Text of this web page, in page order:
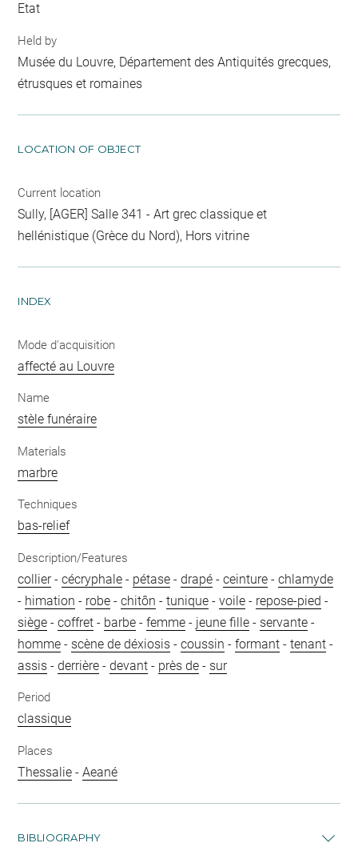
Etat
Held by
Musée du Louvre, Département des Antiquités grecques,
étrusques et romaines
LOCATION OF OBJECT
Current location
Sully, [AGER] Salle 341 - Art grec classique et
hellénistique (Grèce du Nord), Hors vitrine
INDEX
Mode d'acquisition
affecté au Louvre
Name
stèle funéraire
Materials
marbre
Techniques
bas-relief
Description/Features
collier-cécryphale - pétase -drapé -ceinture -chlamyde
- himation - robe -chitôn -tunique -voile - repose-pied -
siège -coffret - barbe -femme - jeune fille - servante -
homme - scène de déxiosis -coussin -formant -tenant -
assis -derrière -devant - près de - sur
Period
classique
Places
Thessalie -Aeané
BIBLIOGRAPHY